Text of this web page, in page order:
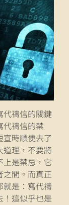
代禱信的關鍵
代禱信的禁
時順便去了
道理，不要將
上是禁忌，它
之間。而真正
就是：寫代禱
！這似乎也是